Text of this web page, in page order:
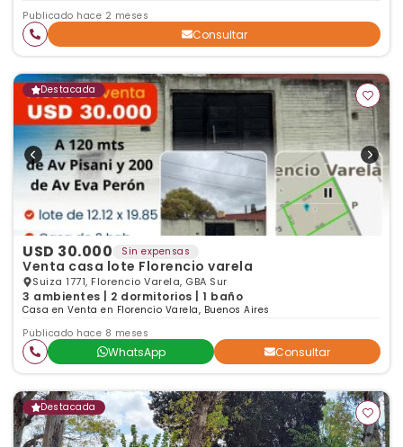
Publicado hace 2 meses
Consultar
Destacada
USD 30.000 Sin expensas
Venta casa lote Florencio varela
Suiza 1771, Florencio Varela, GBA Sur
3 ambientes | 2 dormitorios | 1 baño
Casa en Venta en Florencio Varela, Buenos Aires
Publicado hace 8 meses
WhatsApp Consultar
Destacada